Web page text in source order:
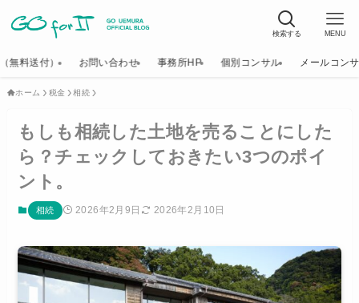
検索する MENU
無料送付） お問い合わせ 事務所HP 個別コンサル メールコン
ホーム 税金 相続
もしも相続した土地を売ることにした
ら？チェックしておきたい3つのポイ
ント。
相続 2026年2月9日 2026年2月10日